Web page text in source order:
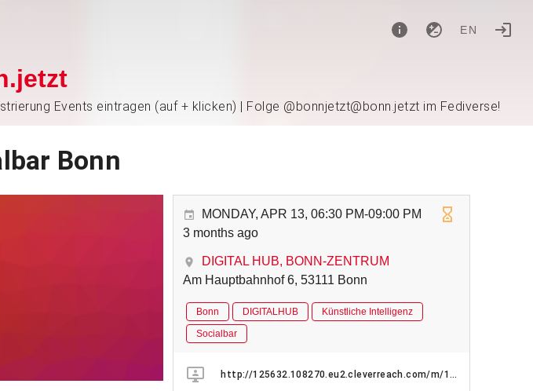
EN
Events eintragen (auf + klicken) | Folge @bonnjetzt@bonn.jetzt im Fediverse!
Bonn
MONDAY, APR 13, 06:30 PM-09:00 PM
3 months ago
DIGITAL HUB, BONN-ZENTRUM
Am Hauptbahnhof 6, 53111 Bonn
Bonn DIGITALHUB
Künstliche Intelligenz
Socialbar
http://125632.108270.eu2.cleverreach.com/m/16950631/1425028-2fb81a4db876314ed22e40fb15ecf62ee16022169ccda4dec16dc5f3430492b330b239b77d92f6f48d27ba415fa384a1